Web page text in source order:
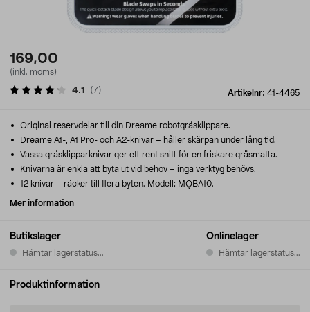
169,00
(inkl. moms)
Artikelnr: 41-4465
4.1 (7)
Butikslager
Hämtar lagerstatus...
Onlinelager
Hämtar lagerstatus...
Original reservdelar till din Dreame robotgräsklippare.
Dreame A1-, A1 Pro- och A2-knivar – håller skärpan under lång tid.
Vassa gräsklipparknivar ger ett rent snitt för en friskare gräsmatta.
Knivarna är enkla att byta ut vid behov – inga verktyg behövs.
12 knivar – räcker till flera byten. Modell: MQBA10.
Mer information
Produktinformation